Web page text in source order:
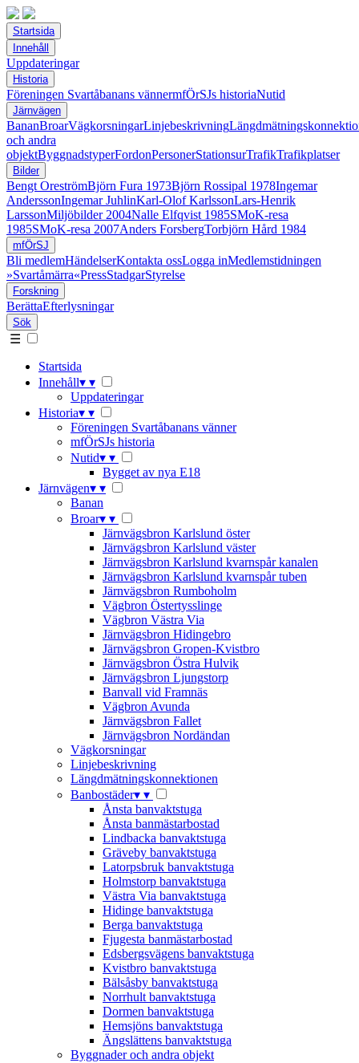
Startsida
Innehåll
Uppdateringar
Historia
Föreningen Svartåbanans vännermfÖrSJs historiaNutid
Järnvägen
BananBroarVägkorsningarLinjebeskrivning
och andra
objektByggnadstyperFordonPersonerStationsurTrafikTrafikplatser
Bilder
Bengt OreströmBjörn Fura 1973Björn Rossipal 1978Ingemar
AnderssonIngemar JuhlinKarl-Olof KarlssonLars-Henrik
LarssonMiljöbilder 2004Nalle Elfqvist 1985SMoK-resa
1985SMoK-resa 2007Anders ForsbergTorbjörn Hård 1984
mfÖrSJ
Bli medlemHändelserKontakta ossLogga inMedlemstidningen
»Svartåmärra«PressStadgarStyrelse
Forskning
BerättaEfterlysningar
Sök
☰
Startsida
Innehåll▾ ▾
Uppdateringar
Historia▾ ▾
Föreningen Svartåbanans vänner
mfÖrSJs historia
Nutid▾ ▾
Bygget av nya E18
Järnvägen▾ ▾
Banan
Broar▾ ▾
Järnvägsbron Karlslund öster
Järnvägsbron Karlslund väster
Järnvägsbron Karlslund kvarnspår kanalen
Järnvägsbron Karlslund kvarnspår tuben
Järnvägsbron Rumboholm
Vägbron Östertysslinge
Vägbron Västra Via
Järnvägsbron Hidingebro
Järnvägsbron Gropen-Kvistbro
Järnvägsbron Östra Hulvik
Järnvägsbron Ljungstorp
Banvall vid Framnäs
Vägbron Avunda
Järnvägsbron Fallet
Järnvägsbron Nordändan
Vägkorsningar
Linjebeskrivning
Längdmätningskonnektionen
Banbostäder▾ ▾
Ånsta banvaktstuga
Ånsta banmästarbostad
Lindbacka banvaktstuga
Gräveby banvaktstuga
Latorpsbruk banvaktstuga
Holmstorp banvaktstuga
Västra Via banvaktstuga
Hidinge banvaktstuga
Berga banvaktstuga
Fjugesta banmästarbostad
Edsbergsvägens banvaktstuga
Kvistbro banvaktstuga
Bälsåsby banvaktstuga
Norrhult banvaktstuga
Dormen banvaktstuga
Hemsjöns banvaktstuga
Ängslättens banvaktstuga
Byggnader och andra objekt